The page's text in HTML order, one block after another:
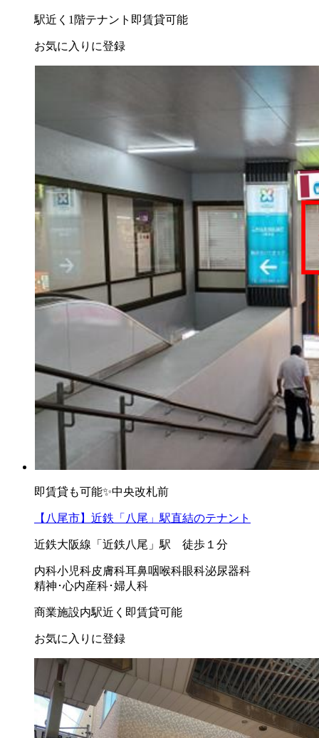
駅近く 1階テナント 即賃貸可能
お気に入りに登録
即賃貸も可能✨中央改札前
【八尾市】近鉄「八尾」駅直結のテナント
近鉄大阪線「近鉄八尾」駅 徒歩１分
内科小児科皮膚科耳鼻咽喉科眼科泌尿器科
精神･心内産科･婦人科
商業施設内駅近く 即賃貸可能
お気に入りに登録